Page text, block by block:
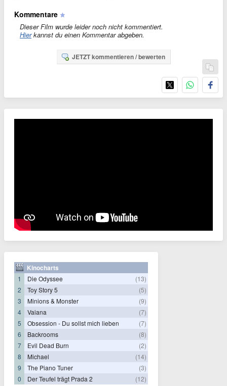
Kommentare
Dieser Film wurde leider noch nicht kommentiert.
Hierkannst du einen Kommentar abgeben.
JETZT kommentieren / bewerten
Kinocharts
1 Die Odyssee
(13)
2
Toy Story 5
(5)
3
Minions & Monster
(9)
4
Vaiana
(7)
5
Obsession - Du sollst mich lieben
(7)
6
Backrooms
(8)
7
Evil Dead Burn
(2)
8
Michael
(14)
9
The Piano Tuner
(3)
0
Der Teufel trägt Prada 2 (12)